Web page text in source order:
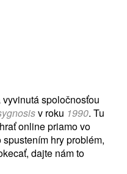
spoločnosťou
v roku 1990. Tu
online priamo vo
hry problém,
dajte nám to